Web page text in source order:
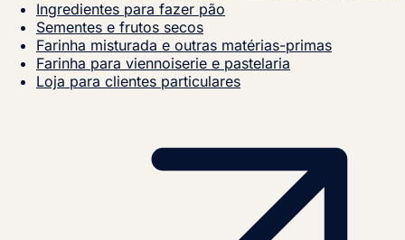
Ingredientes para fazer pão
Sementes e frutos secos
Farinha misturada e outras matérias-primas
Farinha para viennoiserie e pastelaria
Loja para clientes particulares